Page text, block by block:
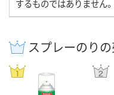
するものではありません
スプレーのり